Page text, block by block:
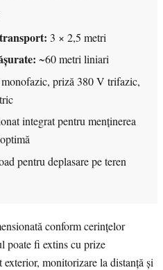
3 × 2,5 metri
~60 metri liniari
priză 380 V trifazic,
integrat pentru menținerea
pentru deplasare pe teren
conform cerințelor
poate fi extins cu prize
monitorizare la distanță și